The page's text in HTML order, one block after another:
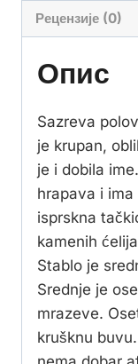
Рецензије (0)
Опис
Sazreva
je krupan,
je i dobila
hrapava i
isprskna
kamenih
Stablo je
Srednje je
mrazeve.
krušknu